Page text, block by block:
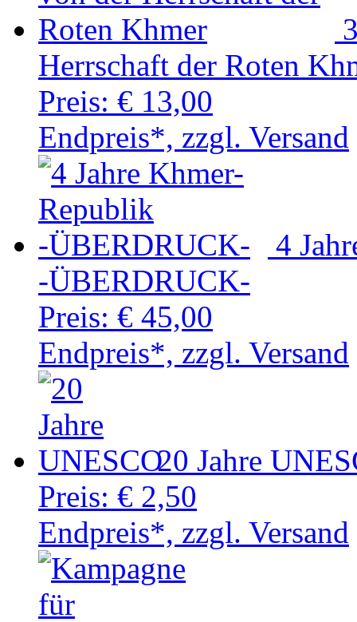
Herrschaft der Roten
Preis: € 13,00
Endpreis*, zzgl. Versand
4
-ÜBERDRUCK-
Preis: € 45,00
Endpreis*, zzgl. Versand
20 Jahre
Preis: € 2,50
Endpreis*, zzgl. Versand